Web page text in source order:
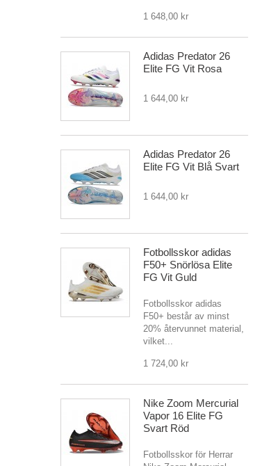
1 648,00 kr
Adidas Predator 26
Elite FG Vit Rosa
1 644,00 kr
Adidas Predator 26
Elite FG Vit Blå Svart
1 644,00 kr
Fotbollsskor adidas
F50+ Snörlösa Elite
FG Vit Guld
Fotbollsskor adidas
F50+ består av minst
20% återvunnet material,
vilket...
1 724,00 kr
Nike Zoom Mercurial
Vapor 16 Elite FG
Svart Röd
Fotbollsskor för Herrar